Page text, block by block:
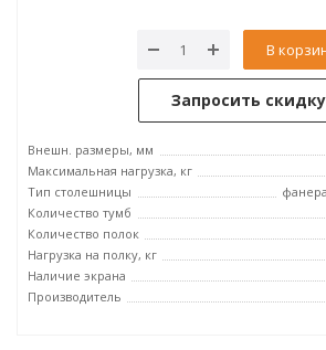
В
Запросить скидку
Внешн. размеры, мм
Максимальная нагрузка, кг
Тип столешницы
Количество тумб
Количество полок
Нагрузка на полку, кг
Наличие экрана
Производитель